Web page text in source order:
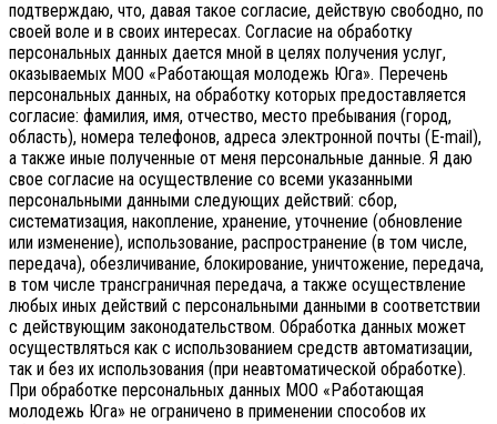
подтверждаю, что, давая такое согласие, действую свободно, по
своей воле и в своих интересах. Согласие на обработку
персональных данных дается мной в целях получения услуг,
оказываемых МОО «Работающая молодежь Юга». Перечень
персональных данных, на обработку которых предоставляется
согласие: фамилия, имя, отчество, место пребывания (город,
область), номера телефонов, адреса электронной почты (E-mail),
а также иные полученные от меня персональные данные. Я даю
свое согласие на осуществление со всеми указанными
персональными данными следующих действий: сбор,
систематизация, накопление, хранение, уточнение (обновление
или изменение), использование, распространение (в том числе,
передача), обезличивание, блокирование, уничтожение, передача,
в том числе трансграничная передача, а также осуществление
любых иных действий с персональными данными в соответствии
с действующим законодательством. Обработка данных может
осуществляться как с использованием средств автоматизации,
так и без их использования (при неавтоматической обработке).
При обработке персональных данных МОО «Работающая
молодежь Юга» не ограничено в применении способов их